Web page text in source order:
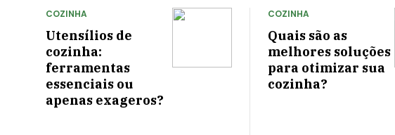
Utensílios de
cozinha:
ferramentas
essenciais ou
apenas exageros?
COZINHA
Quais são as
melhores soluções
para otimizar sua
cozinha?
COZINHA